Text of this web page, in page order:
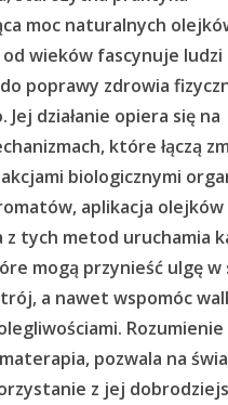
moc naturalnych
wieków fascynuje ludzi
poprawy zdrowia
Jej działanie opiera się na
które łączą
biologicznymi
aplikacja olejków
z tych metod uruchamia
mogą przynieść ulgę
a nawet wspomóc
pozwala na
z jej